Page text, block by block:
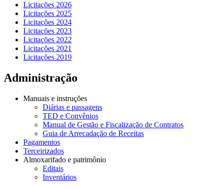
Licitações 2026
Licitações 2025
Licitações 2024
Licitações 2023
Licitações 2022
Licitações 2021
Licitações 2019
Administração
Manuais e instruções
Diárias e passagens
TED e Convênios
Manual de Gestão e Fiscalização de Contratos
Guia de Arrecadação de Receitas
Pagamentos
Terceirizados
Almoxarifado e patrimônio
Editais
Inventários